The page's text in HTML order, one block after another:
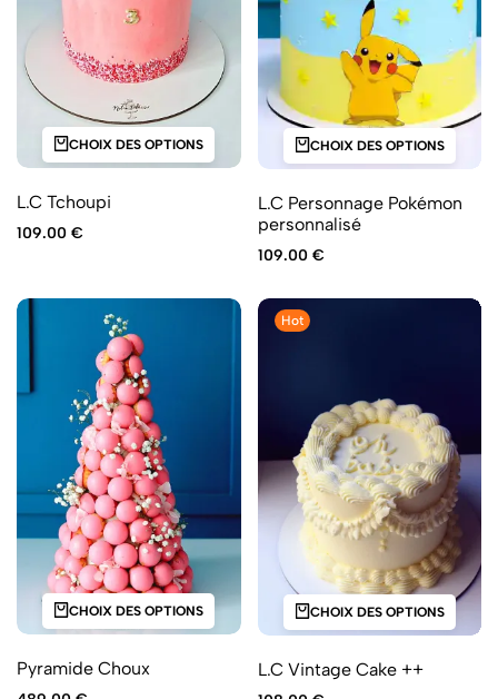
CHOIX DES OPTIONS
L.C Tchoupi
109.00 €
CHOIX DES OPTIONS
L.C Personnage Pokémon
personnalisé
109.00 €
CHOIX DES OPTIONS
Pyramide Choux
Hot
CHOIX DES OPTIONS
L.C Vintage Cake ++